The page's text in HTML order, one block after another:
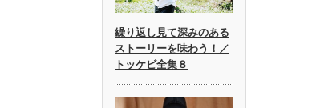
繰り返し見て深みのある
ストーリーを味わう！／
トッケビ全集８